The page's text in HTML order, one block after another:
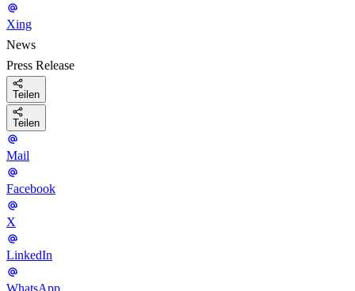
Xing
News
Press Release
Teilen
Teilen
Mail
Facebook
X
LinkedIn